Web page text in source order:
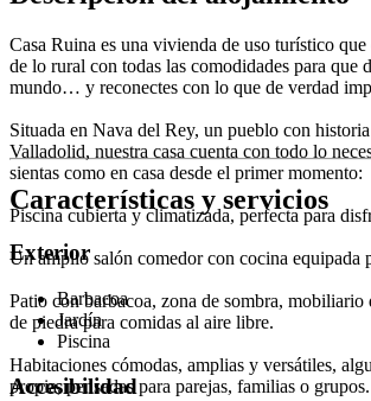
Casa Ruina es una vivienda de uso turístico
de lo rural con todas las comodidades para que
mundo… y reconectes con lo que de verdad
Situada en Nava del Rey, un pueblo con
Valladolid, nuestra casa cuenta con todo lo
sientas como en casa desde el primer momento:
Piscina cubierta y climatizada, perfecta para
Un amplio salón comedor con cocina equipada
Patio con barbacoa, zona de sombra, mobiliario
de piedra para comidas al aire libre.
Habitaciones cómodas, amplias y versátiles,
propia, pensadas para parejas, familias o grupos.
Características y servicios
Exterior
Barbacoa
Jardín
Piscina
Accesibilidad